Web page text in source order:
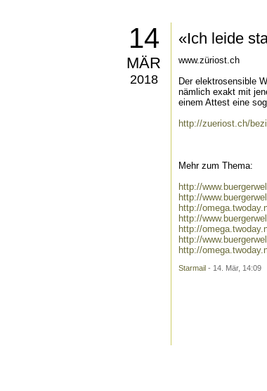
14
MÄR
2018
«Ich leide
www.züriost.ch
Der elektrosensible
nämlich exakt mit
einem Attest eine
http://zueriost.ch/
Mehr zum Thema:
http://
http://
http://
http://
http://
http://
http://
Starmail - 14. Mär, 14:09